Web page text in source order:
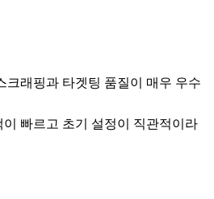
크래핑과 타겟팅 품질이 매우 우수
이 빠르고 초기 설정이 직관적이라